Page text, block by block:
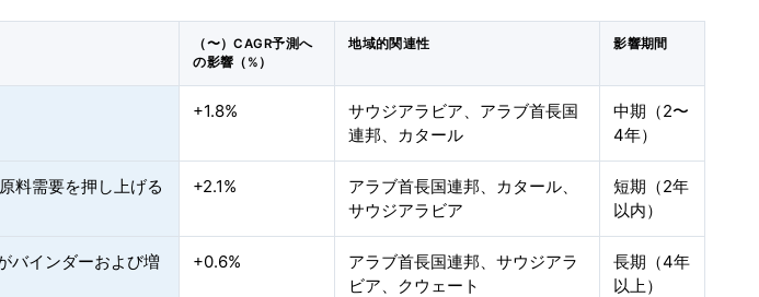
（〜）CAGR予測へ
の影響（%）
地域的関連性 影響期間
+1.8%
サウジアラビア、アラブ首長国
連邦、カタール
中期（2〜
4年）
料需要を押し上げる +2.1%
アラブ首長国連邦、カタール、
サウジアラビア
短期（2年
以内）
バインダーおよび増
+0.6%
アラブ首長国連邦、サウジアラ
ビア、クウェート
長期（4年
以上）